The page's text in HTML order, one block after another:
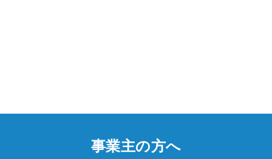
事業主の方へ